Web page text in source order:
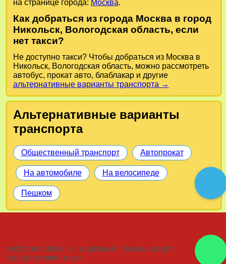
на странице города: Москва.
Как добраться из города Москва в город
Никольск, Вологодская область, если
нет такси?
Не доступно такси? Чтобы добраться из Москва в
Никольск, Вологодская область, можно рассмотреть
автобус, прокат авто, блаблакар и другие
альтернативные варианты транспорта →
Альтернативные варианты
транспорта
Общественный транспорт Автопрокат
На автомобиле На велосипеде
Пешком
mezhgorod-taksi.ru - надежный помощник для
пользователей такси